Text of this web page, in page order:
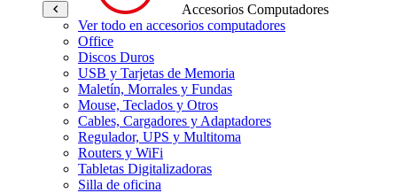
Accesorios Computadores
Ver todo en accesorios computadores
Office
Discos Duros
USB y Tarjetas de Memoria
Maletín, Morrales y Fundas
Mouse, Teclados y Otros
Cables, Cargadores y Adaptadores
Regulador, UPS y Multitoma
Routers y WiFi
Tabletas Digitalizadoras
Silla de oficina